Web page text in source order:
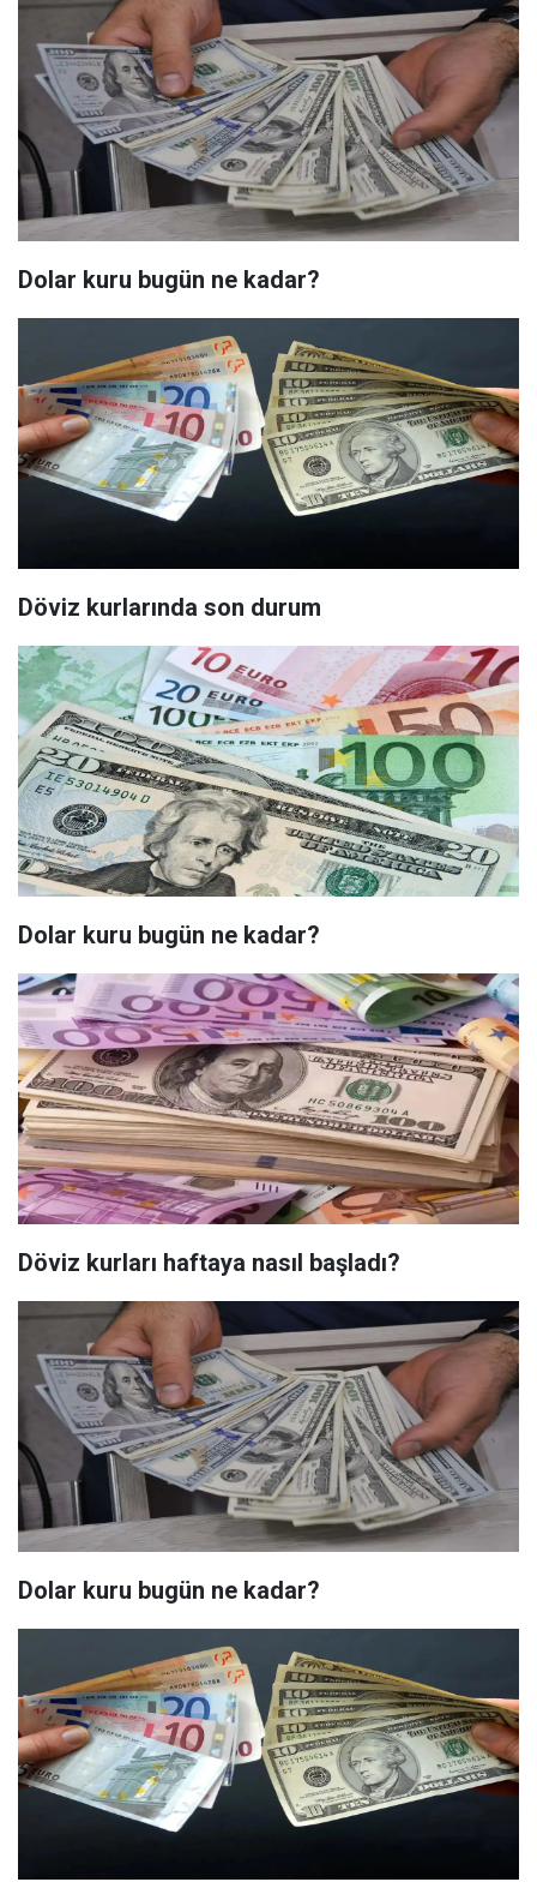
Dolar kuru bugün ne kadar?
Döviz kurlarında son durum
Dolar kuru bugün ne kadar?
Döviz kurları haftaya nasıl başladı?
Dolar kuru bugün ne kadar?